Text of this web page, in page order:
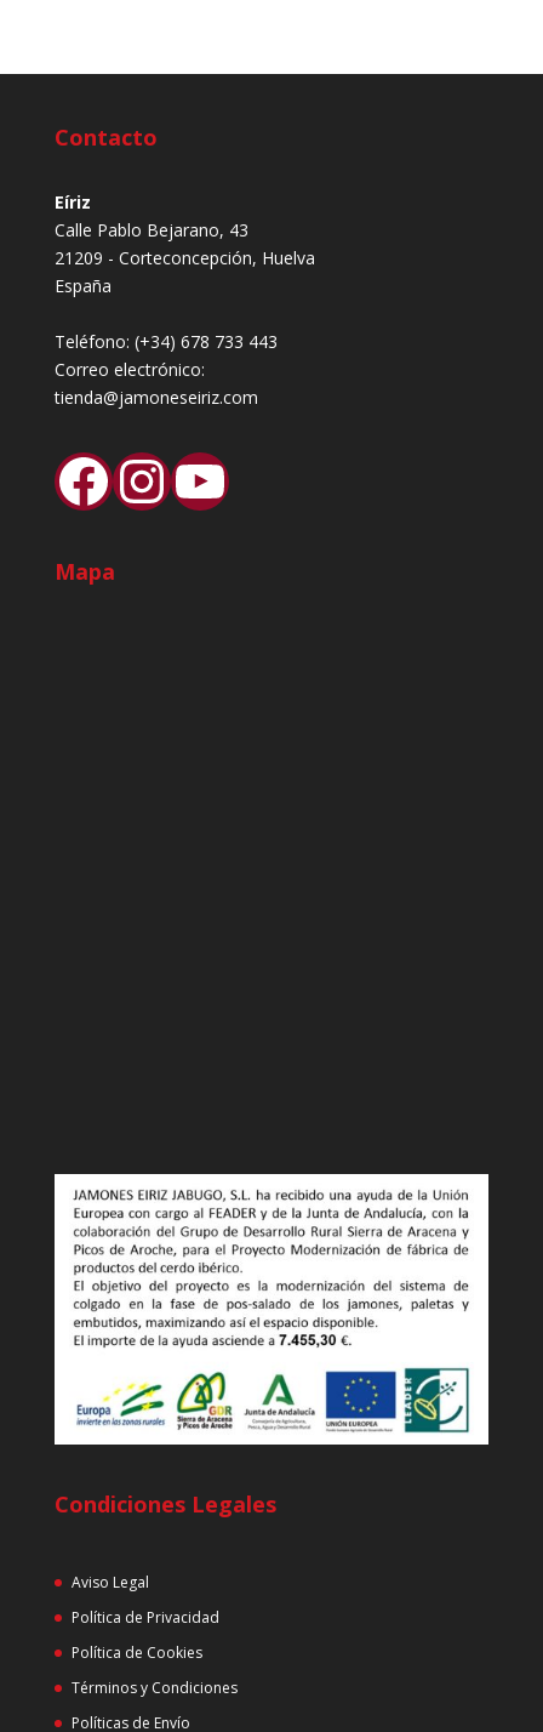
Contacto
Eíriz
Calle Pablo Bejarano, 43
21209 - Corteconcepción, Huelva
España
Teléfono: (+34) 678 733 443
Correo electrónico:
tienda@jamoneseiriz.com
Facebook
Instagram
YouTube
Mapa
Condiciones Legales
Aviso Legal
Política de Privacidad
Política de Cookies
Términos y Condiciones
Políticas de Envío